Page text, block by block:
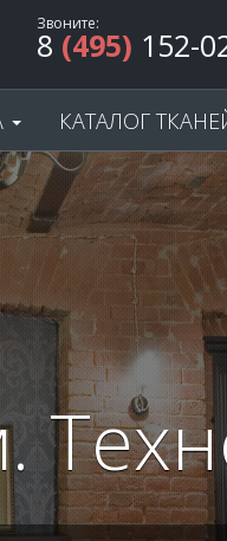
Звоните:
8 (495) 152-
КАТАЛОГ